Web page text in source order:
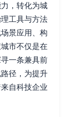
，转化为城
工具与方法
景应用、构
市不仅是在
一条兼具前
径，为提升
自科技企业